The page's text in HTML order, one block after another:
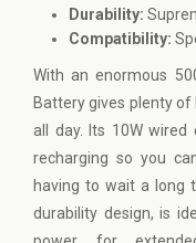
Durability:
Compatibility:
With an enormous
Battery gives plenty
all day. Its 10W wired
recharging so you
having to wait a long
durability design, is